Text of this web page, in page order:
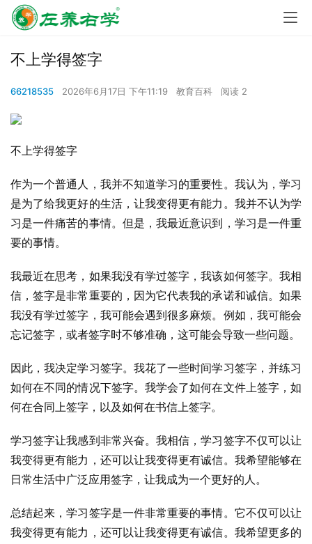
不上学得签字
66218535 2026年6月17日 下午11:19 教育百科 阅读 2
不上学得签字
作为一个普通人，我并不知道学习的重要性。我认为，学习
是为了给我更好的生活，让我变得更有能力。我并不认为学
习是一件痛苦的事情。但是，我最近意识到，学习是一件重
要的事情。
我最近在思考，如果我没有学过签字，我该如何签字。我相
信，签字是非常重要的，因为它代表我的承诺和诚信。如果
我没有学过签字，我可能会遇到很多麻烦。例如，我可能会
忘记签字，或者签字时不够准确，这可能会导致一些问题。
因此，我决定学习签字。我花了一些时间学习签字，并练习
如何在不同的情况下签字。我学会了如何在文件上签字，如
何在合同上签字，以及如何在书信上签字。
学习签字让我感到非常兴奋。我相信，学习签字不仅可以让
我变得更有能力，还可以让我变得更有诚信。我希望能够在
日常生活中广泛应用签字，让我成为一个更好的人。
总结起来，学习签字是一件非常重要的事情。它不仅可以让
我变得更有能力，还可以让我变得更有诚信。我希望更多的